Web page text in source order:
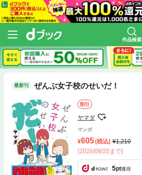
作品検索
最新刊 ぜんぶ女子校のせいだ！
割引
ヤマダ
マンガ
605(税込)
1,210
(2026/08/20まで)
5pt獲得